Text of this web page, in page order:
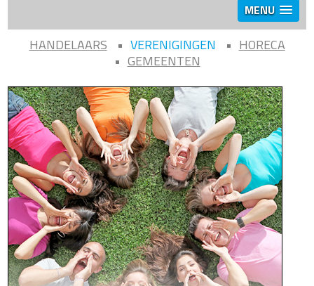
MENU
HANDELAARS VERENIGINGEN
HORECA
GEMEENTEN